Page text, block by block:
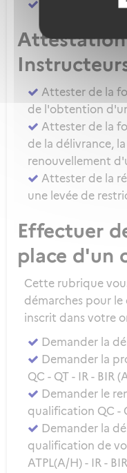
Attester d'une
Attester de la
de l'obtention
Attester de la
de la délivrance,
renouvellement
Attester de la
une levée de
Effectuer
place d'un
Cette rubrique
démarches pour
inscrit dans votre
Demander la
Demander la
QC - QT - IR - BIR
Demander le
qualification QC -
Demander la
qualification de
ATPL(A/H) - IR - BIR